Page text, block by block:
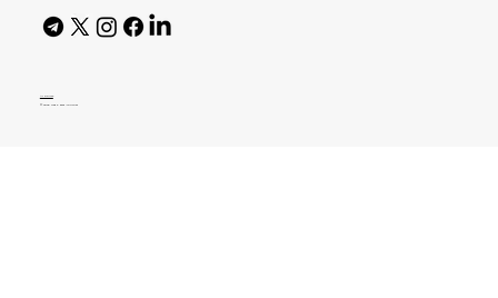
AI Policy
© 2026 High Bar Journal